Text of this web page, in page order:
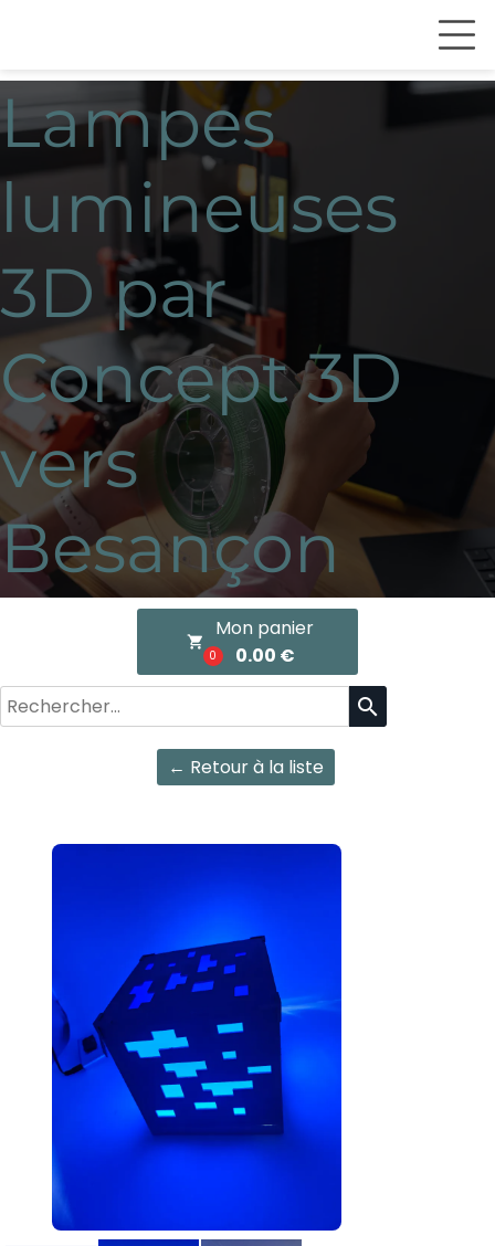
Lampes
lumineuses
3D par
Concept 3D
vers
Besançon
local_grocery_store
0
Mon panier
0.00 €
search
← Retour à la liste